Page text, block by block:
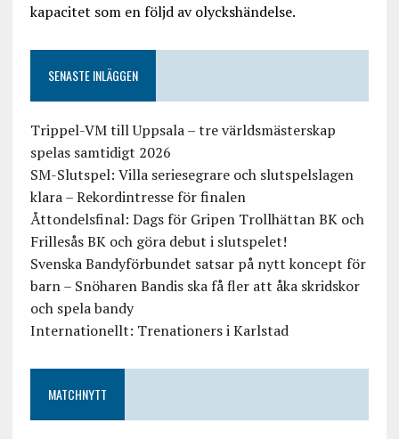
kapacitet som en följd av olyckshändelse.
SENASTE INLÄGGEN
Trippel-VM till Uppsala – tre världsmästerskap
spelas samtidigt 2026
SM-Slutspel: Villa seriesegrare och slutspelslagen
klara – Rekordintresse för finalen
Åttondelsfinal: Dags för Gripen Trollhättan BK och
Frillesås BK och göra debut i slutspelet!
Svenska Bandyförbundet satsar på nytt koncept för
barn – Snöharen Bandis ska få fler att åka skridskor
och spela bandy
Internationellt: Trenationers i Karlstad
MATCHNYTT